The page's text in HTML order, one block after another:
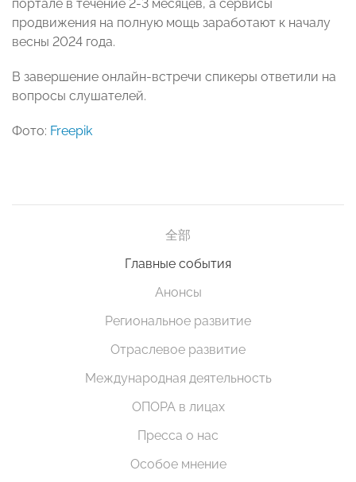
портале в течение 2-3 месяцев, а сервисы
продвижения на полную мощь заработают к началу
весны 2024 года.
В завершение онлайн-встречи спикеры ответили на
вопросы слушателей.
Фото: Freepik
全部
Главные события
Анонсы
Региональное развитие
Отраслевое развитие
Международная деятельность
ОПОРА в лицах
Пресса о нас
Особое мнение